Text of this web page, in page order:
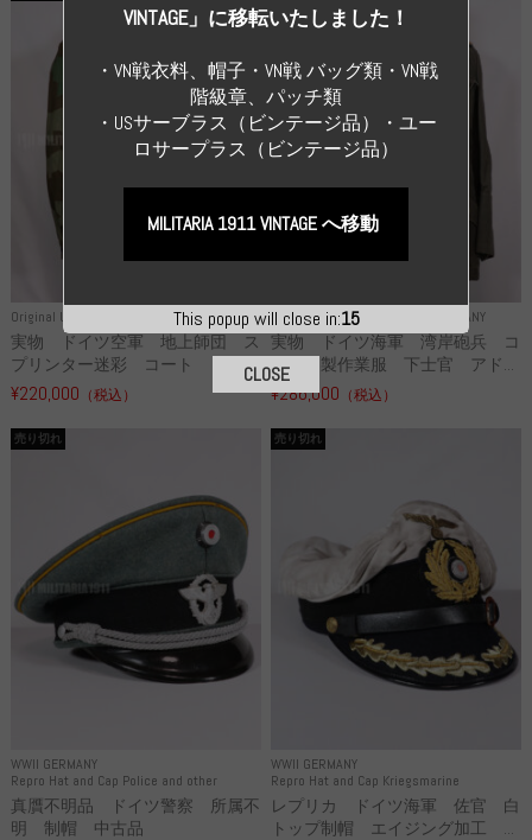
Original Uniform WH WWII GERMANY
実物 ドイツ空軍 地上師団 ス
プリンター迷彩 コート コッ...
¥220,000 （税込）
Original Uniform WH WWII GERMANY
実物 ドイツ海軍 湾岸砲兵 コ
ットン製作業服 下士官 アド...
¥286,000 （税込）
WWII GERMANY
Repro Hat and Cap Police and other
売り切れ
真贋不明品 ドイツ警察 所属不
明 制帽 中古品
WWII GERMANY
Repro Hat and Cap Kriegsmarine
売り切れ
レプリカ ドイツ海軍 佐官 白
トップ制帽 エイジング加工 ...
This popup will close in:14
VINTAGE」に移転いたしました！
・VN戦衣料、帽子・VN戦 バッグ類・VN戦
階級章、パッチ類
・USサーブラス（ビンテージ品）・ユー
ロサープラス（ビンテージ品）
MILITARIA 1911 VINTAGE へ移動
CLOSE